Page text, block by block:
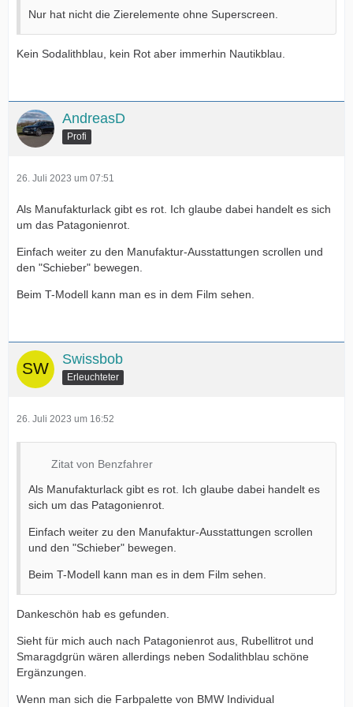
Nur hat nicht die Zierelemente ohne Superscreen.
Kein Sodalithblau, kein Rot aber immerhin Nautikblau.
AndreasD
Profi
26. Juli 2023 um 07:51
Als Manufakturlack gibt es rot. Ich glaube dabei handelt es sich
um das Patagonienrot.
Einfach weiter zu den Manufaktur-Ausstattungen scrollen und
den "Schieber" bewegen.
Beim T-Modell kann man es in dem Film sehen.
Swissbob
Erleuchteter
26. Juli 2023 um 16:52
Zitat von Benzfahrer
Als Manufakturlack gibt es rot. Ich glaube dabei handelt es
sich um das Patagonienrot.
Einfach weiter zu den Manufaktur-Ausstattungen scrollen
und den "Schieber" bewegen.
Beim T-Modell kann man es in dem Film sehen.
Dankeschön hab es gefunden.
Sieht für mich auch nach Patagonienrot aus, Rubellitrot und
Smaragdgrün wären allerdings neben Sodalithblau schöne
Ergänzungen.
Wenn man sich die Farbpalette von BMW Individual